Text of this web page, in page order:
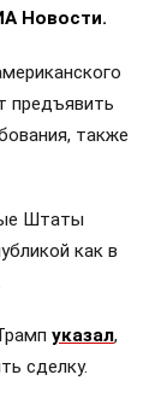
Новости.
предъявить
также
Штаты
как в
указал,
сделку.